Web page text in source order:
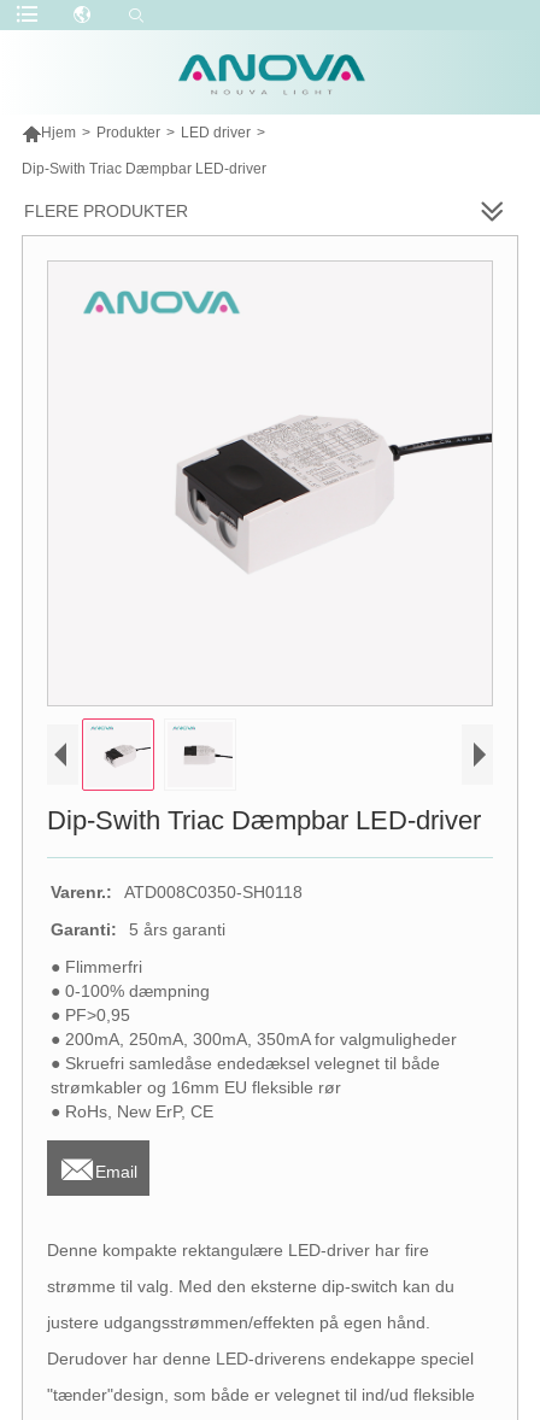
Hjem > Produkter > LED driver >
Dip-Swith Triac Dæmpbar LED-driver
FLERE PRODUKTER
Dip-Swith Triac Dæmpbar LED-driver
Varenr.:
ATD008C0350-SH0118
Garanti:
5 års garanti
● Flimmerfri
● 0-100% dæmpning
● PF>0,95
● 200mA, 250mA, 300mA, 350mA for valgmuligheder
● Skruefri samledåse endedæksel velegnet til både
strømkabler og 16mm EU fleksible rør
● RoHs, New ErP, CE
Email
Denne kompakte rektangulære LED-driver har fire
strømme til valg. Med den eksterne dip-switch kan du
justere udgangsstrømmen/effekten på egen hånd.
Derudover har denne LED-driverens endekappe speciel
"tænder"design, som både er velegnet til ind/ud fleksible